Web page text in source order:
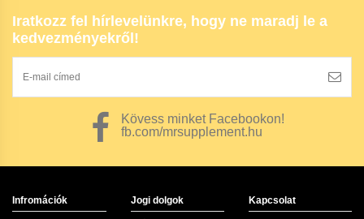
Iratkozz fel hírlevelünkre, hogy ne maradj le a
kedvezményekről!
Kövess minket Facebookon!
fb.com/mrsupplement.hu
Infromációk Jogi dolgok Kapcsolat